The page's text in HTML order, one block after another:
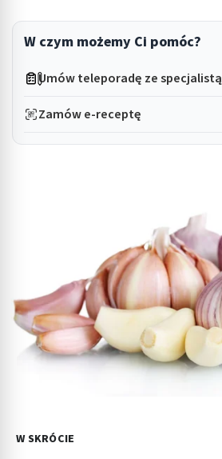
W czym możemy Ci pomóc?
Umów teleporadę ze specjalistą
Zamów e-receptę
W SKRÓCIE